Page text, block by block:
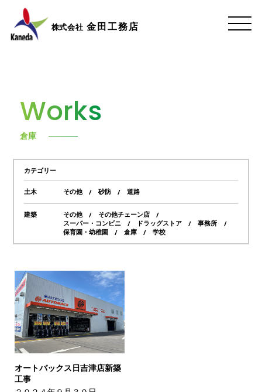
株式会社 金田工務店
Works
倉庫
カテゴリー
土木 その他 砂防 道路
建築 その他
その他チェーン店
スーパー・コンビニ
ドラッグストア
事務所
保育園・幼稚園
倉庫 学校
オートバックス日吉津店新築
工事